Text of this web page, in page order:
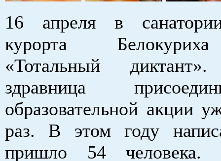
16 апреля в
курорта
«Тотальный
здравница
образовательной акции
раз. В этом году
пришло 54 человека.